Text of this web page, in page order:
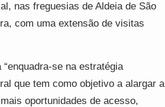
nas freguesias de Aldeia de São
com uma extensão de visitas
se na estratégia
que tem como objetivo a alargar a
oportunidades de acesso,